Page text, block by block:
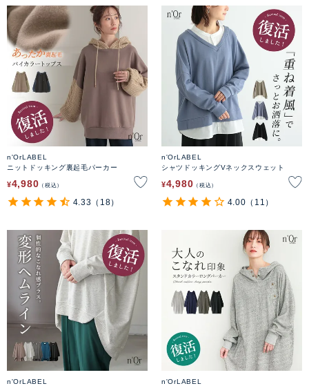
n'OrLABEL
ニットドッキング裏起毛パーカー
¥4,980 税込
4.33 （18）
n'OrLABEL
シャツドッキングVネックスウェット
¥4,980 税込
4.00 （11）
n'OrLABEL
n'OrLABEL